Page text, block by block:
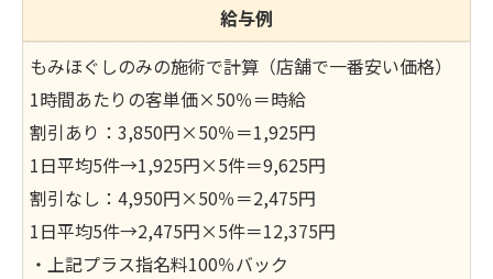
給与例
もみほぐしのみの施術で計算（店舗で一番安い価格）
1時間あたりの客単価×50％＝時給
割引あり：3,850円×50％＝1,925円
1日平均5件→1,925円×5件＝9,625円
割引なし：4,950円×50％＝2,475円
1日平均5件→2,475円×5件＝12,375円
・上記プラス指名料100％バック